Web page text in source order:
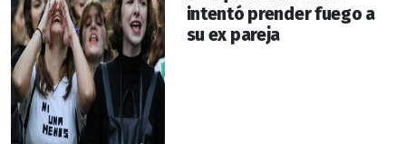
intentó prender fuego a
su ex pareja